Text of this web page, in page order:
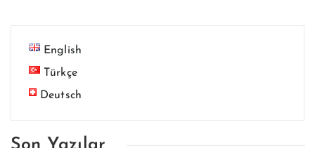
English
Türkçe
Deutsch